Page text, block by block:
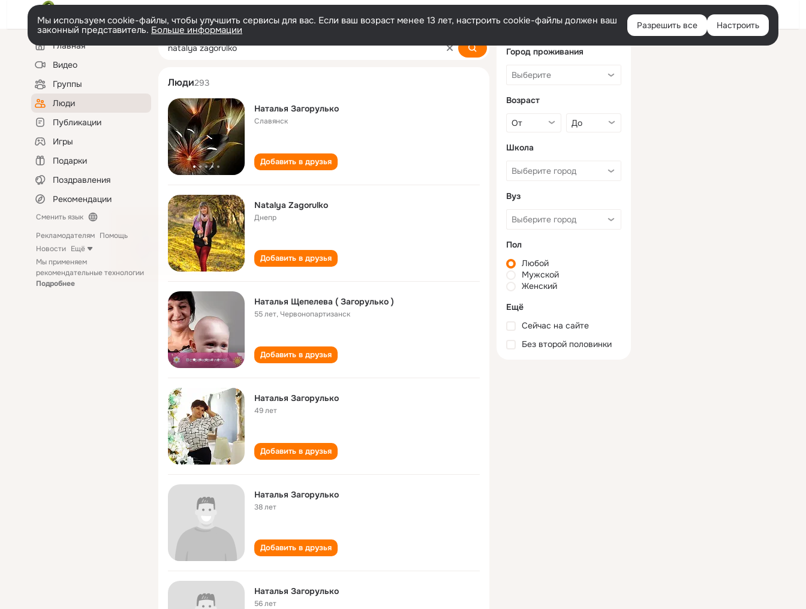
Войти
Мы используем cookie-файлы, чтобы улучшить сервисы для вас. Если ваш возраст менее 13 лет, настроить cookie-файлы должен ваш
законный представитель. Больше информации Разрешить все Настроить
Левая
колонкаГлавная
Видео
Группы
Люди
Публикации
Игры
Подарки
Поздравления
Рекомендации
Сменить язык
Рекламодателям Помощь
Новости Ещё
Мы применяем
рекомендательные технологии
Подробнее
natalya zagorulko
Люди293
Наталья Загорулько
Славянск
Добавить в друзья
Natalya Zagorulko
Днепр
Добавить в друзья
Наталья Щепелева ( Загорулько )
55 лет,Червонопартизанск
Добавить в друзья
Наталья Загорулько
49 лет
Добавить в друзья
Наталья Загорулько
38 лет
Добавить в друзья
Наталья Загорулько
56 лет
Город проживания
Возраст
Школа
Вуз
Пол
Любой
Мужской
Женский
Ещё
Сейчас на сайте
Без второй половинки